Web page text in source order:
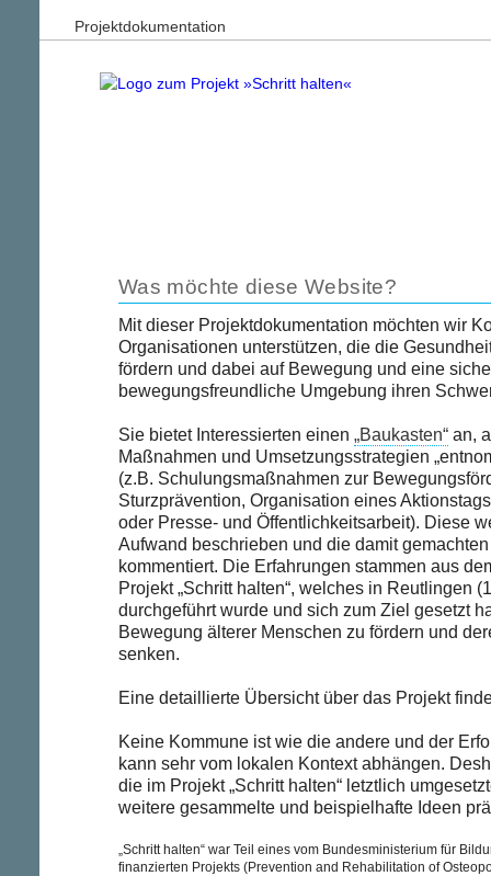
Projektdokumentation
Was möchte diese Website?
Mit dieser Projektdokumentation möchten wir
Organisationen unterstützen, die die
fördern und dabei auf Bewegung und eine
bewegungsfreundliche Umgebung ihren
Sie bietet Interessierten einen „Baukasten“ an,
Maßnahmen und Umsetzungsstrategien
(z.B. Schulungsmaßnahmen zur
Sturzprävention, Organisation eines Aktionstags
oder Presse- und Öffentlichkeitsarbeit). Diese
Aufwand beschrieben und die damit
kommentiert. Die Erfahrungen stammen aus
Projekt „Schritt halten“, welches in Reutlingen
durchgeführt wurde und sich zum Ziel gesetzt
Bewegung älterer Menschen zu fördern und
senken.
Eine detaillierte Übersicht über das Projekt
Keine Kommune ist wie die andere und der
kann sehr vom lokalen Kontext abhängen.
die im Projekt „Schritt halten“ letztlich
weitere gesammelte und beispielhafte Ideen
„Schritt halten“ war Teil eines vom Bundesministerium für
finanzierten Projekts (Prevention and Rehabilitation of